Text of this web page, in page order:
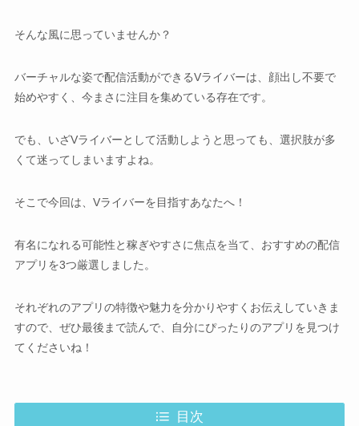
そんな風に思っていませんか？
バーチャルな姿で配信活動ができるVライバーは、顔出し不要で
始めやすく、今まさに注目を集めている存在です。
でも、いざVライバーとして活動しようと思っても、選択肢が多
くて迷ってしまいますよね。
そこで今回は、Vライバーを目指すあなたへ！
有名になれる可能性と稼ぎやすさに焦点を当て、おすすめの配信
アプリを3つ厳選しました。
それぞれのアプリの特徴や魅力を分かりやすくお伝えしていきま
すので、ぜひ最後まで読んで、自分にぴったりのアプリを見つけ
てくださいね！
目次